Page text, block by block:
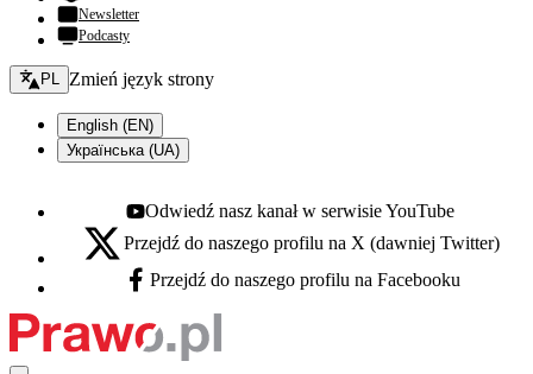
Newsletter
Podcasty
Zmień język - bieżący:
PL Zmień język strony
English (EN)
Українська (UA)
Youtube - otwiera się w nowej karcie
Odwiedź nasz kanał w serwisie YouTube
X - otwiera się w nowej karcie
Przejdź do naszego profilu na X (dawniej Twitter)
Facebook - otwiera się w nowej karcie
Przejdź do naszego profilu na Facebooku